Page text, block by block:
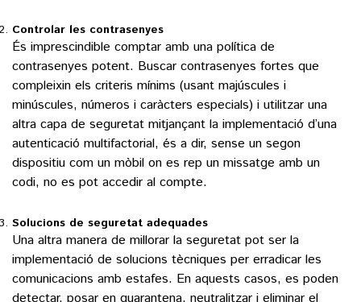
Controlar les contrasenyes
És imprescindible comptar amb una política de
contrasenyes potent. Buscar contrasenyes fortes que
compleixin els criteris mínims (usant majúscules i
minúscules, números i caràcters especials) i utilitzar una
altra capa de seguretat mitjançant la implementació d’una
autenticació multifactorial, és a dir, sense un segon
dispositiu com un mòbil on es rep un missatge amb un
codi, no es pot accedir al compte.
Solucions de seguretat adequades
Una altra manera de millorar la seguretat pot ser la
implementació de solucions tècniques per erradicar les
comunicacions amb estafes. En aquests casos, es poden